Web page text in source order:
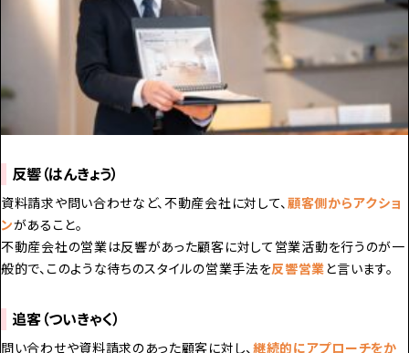
反響（はんきょう）
資料請求や問い合わせなど、不動産会社に対して、顧客側からアクショ
ンがあること。
不動産会社の営業は反響があった顧客に対して営業活動を行うのが一
般的で、このような待ちのスタイルの営業手法を反響営業と言います。
追客（ついきゃく）
問い合わせや資料請求のあった顧客に対し、継続的にアプローチをか